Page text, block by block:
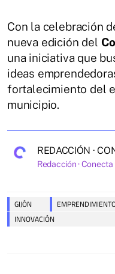
Con la celebración
nueva edición del
una iniciativa que
ideas
fortalecimiento del
municipio.
REDACCIÓN ·
Redacción · Conecta
GIJÓN
INNOVACIÓN